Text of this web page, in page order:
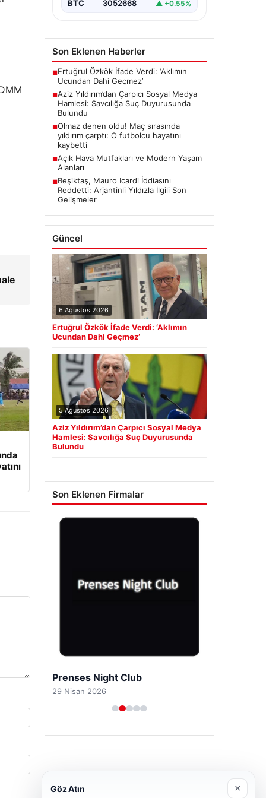
BTC 3052668 ▲ +0.55%
Son Eklenen Haberler
■Ertuğrul Özkök İfade Verdi: ‘Aklımın
Ucundan Dahi Geçmez’
■Aziz Yıldırım’dan Çarpıcı Sosyal Medya
Hamlesi: Savcılığa Suç Duyurusunda
Bulundu
■Olmaz denen oldu! Maç sırasında
yıldırım çarptı: O futbolcu hayatını
kaybetti
■Açık Hava Mutfakları ve Modern Yaşam
Alanları
■Beşiktaş, Mauro Icardi İddiasını
Reddetti: Arjantinli Yıldızla İlgili Son
Gelişmeler
Güncel
6 Ağustos 2026
Ertuğrul Özkök İfade Verdi: ‘Aklımın
Ucundan Dahi Geçmez’
5 Ağustos 2026
Aziz Yıldırım’dan Çarpıcı Sosyal Medya
Hamlesi: Savcılığa Suç Duyurusunda
Bulundu
Son Eklenen Firmalar
Prenses Night Club
29 Nisan 2026
Göz Atın ×